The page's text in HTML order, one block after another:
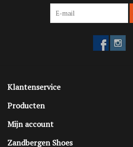
Klantenservice
Producten
Mijn account
Zandbergen Shoes